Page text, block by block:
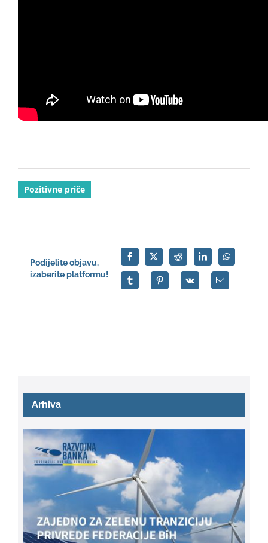
Pozitivne priče
Podijelite objavu,
izaberite platformu!
Arhiva